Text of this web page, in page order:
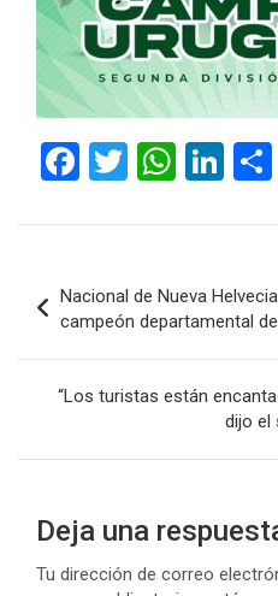
F
ce
b
o
o
k
T
tt
er
W
at
A
p
p
Li
ke
dI
n
de
entradas
Nacional de Nueva
campeón departamental
“Los turistas están
dijo el
Deja una
Tu dirección de correo